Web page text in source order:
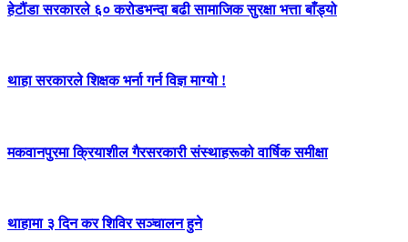
हेटौंडा सरकारले ६० करोडभन्दा बढी सामाजिक सुरक्षा भत्ता बाँड्यो
थाहा सरकारले शिक्षक भर्ना गर्न विज्ञ माग्यो !
मकवानपुरमा क्रियाशील गैरसरकारी संस्थाहरूको वार्षिक समीक्षा
थाहामा ३ दिन कर शिविर सञ्चालन हुने